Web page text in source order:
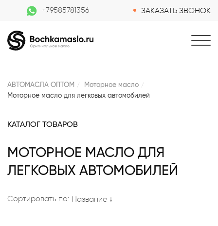
+79585781356 ЗАКАЗАТЬ ЗВОНОК
АВТОМАСЛА ОПТОМ
Моторное масло
Моторное масло для легковых автомобилей
КАТАЛОГ ТОВАРОВ
МОТОРНОЕ МАСЛО ДЛЯ
ЛЕГКОВЫХ АВТОМОБИЛЕЙ
Сортировать по: Название ↓